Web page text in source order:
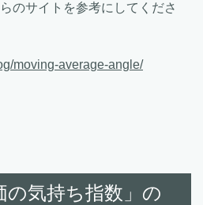
のサイトを参考にしてくださ
moving-average-angle/
の気持ち指数」の